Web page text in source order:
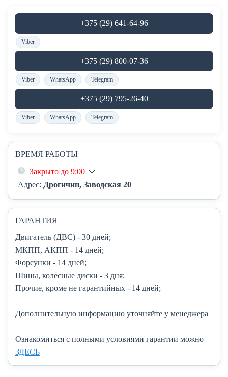
+375 (29) 641-64-96
Viber
+375 (29) 800-07-36
Viber WhatsApp Telegram
+375 (29) 795-26-40
Viber WhatsApp Telegram
ВРЕМЯ РАБОТЫ
Закрыто до 9:00
Адрес: Дрогичин, Заводская 20
ГАРАНТИЯ
Двигатель (ДВС) - 30 дней;
МКПП, АКПП - 14 дней;
Форсунки - 14 дней;
Шины, колесные диски - 3 дня;
Прочие, кроме не гарантийных - 14 дней;
Дополнительную информацию уточняйте у менеджера
Ознакомиться с полными условиями гарантии можно
ЗДЕСЬ